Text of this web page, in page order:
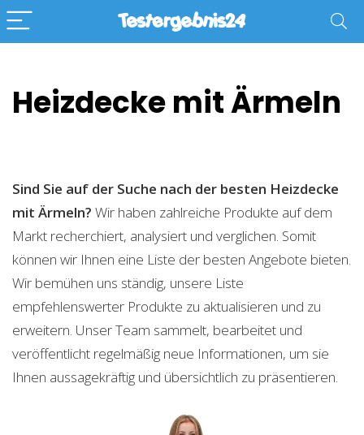
Heizdecke mit Ärmeln
Sind Sie auf der Suche nach der besten Heizdecke
mit Ärmeln? Wir haben zahlreiche Produkte auf dem
Markt recherchiert, analysiert und verglichen. Somit
können wir Ihnen eine Liste der besten Angebote bieten.
Wir bemühen uns ständig, unsere Liste
empfehlenswerter Produkte zu aktualisieren und zu
erweitern. Unser Team sammelt, bearbeitet und
veröffentlicht regelmäßig neue Informationen, um sie
Ihnen aussagekräftig und übersichtlich zu präsentieren.